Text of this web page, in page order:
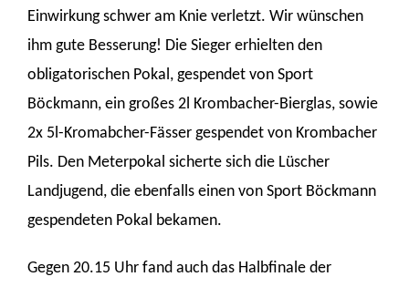
Einwirkung schwer am Knie verletzt. Wir wünschen
ihm gute Besserung! Die Sieger erhielten den
obligatorischen Pokal, gespendet von Sport
Böckmann, ein großes 2l Krombacher-Bierglas, sowie
2x 5l-Kromabcher-Fässer gespendet von Krombacher
Pils. Den Meterpokal sicherte sich die Lüscher
Landjugend, die ebenfalls einen von Sport Böckmann
gespendeten Pokal bekamen.
Gegen 20.15 Uhr fand auch das Halbfinale der